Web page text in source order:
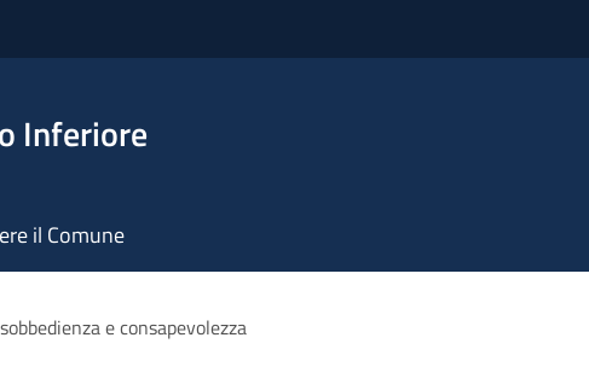
Inferiore
il Comune
e consapevolezza